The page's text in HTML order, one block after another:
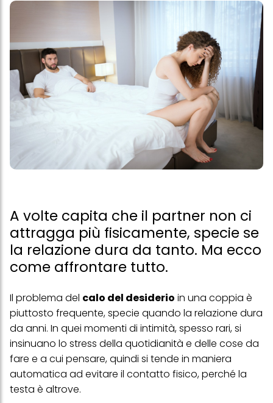
A volte capita che il partner non ci
attragga più fisicamente, specie se
la relazione dura da tanto. Ma ecco
come affrontare tutto.
Il problema del calo del desiderio in una coppia è
piuttosto frequente, specie quando la relazione dura
da anni. In quei momenti di intimità, spesso rari, si
insinuano lo stress della quotidianità e delle cose da
fare e a cui pensare, quindi si tende in maniera
automatica ad evitare il contatto fisico, perché la
testa è altrove.